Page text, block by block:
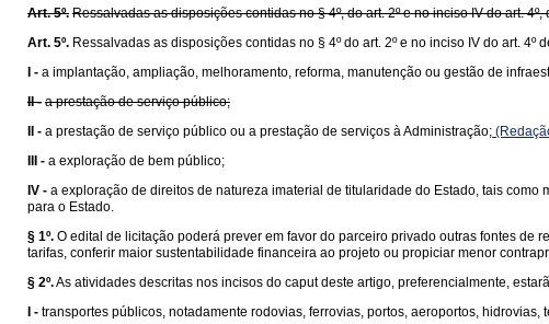
Art. 5º. Ressalvadas as disposições contidas no § 4º, do art. 2º e no inciso IV do art.
Art. 5º. Ressalvadas as disposições contidas no § 4º do art. 2º e no inciso IV do art.
I - a implantação, ampliação, melhoramento, reforma, manutenção ou gestão de
II - a prestação de serviço público;
II - a prestação de serviço público ou a prestação de serviços à Administração;
III - a exploração de bem público;
IV - a exploração de direitos de natureza imaterial de titularidade do Estado, tais
para o Estado.
§ 1º. O edital de licitação poderá prever em favor do parceiro privado outras fontes de
tarifas, conferir maior sustentabilidade financeira ao projeto ou propiciar menor
§ 2º.As atividades descritas nos incisos do caput deste artigo, preferencialmente,
I - transportes públicos, notadamente rodovias, ferrovias, portos, aeroportos,